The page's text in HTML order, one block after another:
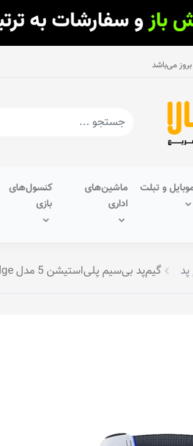
می‌باشد
و تبلت
ماشین‌های
اداری
کنسول‌های
بازی
گیم‌پد بی‌سیم پلی‌استیشن 5 مدل DualSense Edge